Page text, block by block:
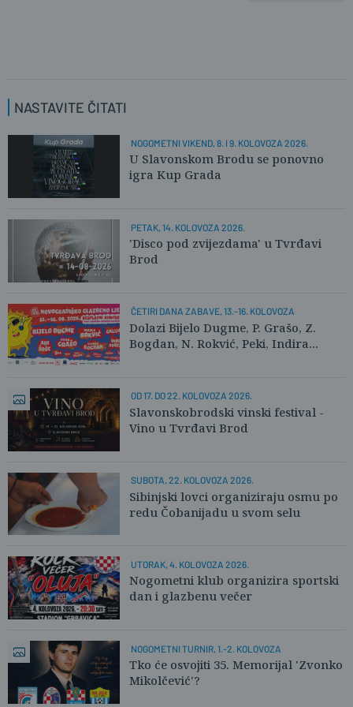
NASTAVITE ČITATI
NOGOMETNI VIKEND, 8. I 9. KOLOVOZA 2026.
U Slavonskom Brodu se ponovno
igra Kup Grada
PETAK, 14. KOLOVOZA 2026.
'Disco pod zvijezdama' u Tvrđavi
Brod
ČETIRI DANA ZABAVE, 13.-16. KOLOVOZA
Dolazi Bijelo Dugme, P. Grašo, Z.
Bogdan, N. Rokvić, Peki, Indira...
OD 17. DO 22. KOLOVOZA 2026.
Slavonskobrodski vinski festival -
Vino u Tvrđavi Brod
SUBOTA, 22. KOLOVOZA 2026.
Sibinjski lovci organiziraju osmu po
redu Čobanijadu u svom selu
UTORAK, 4. KOLOVOZA 2026.
Nogometni klub organizira sportski
dan i glazbenu večer
NOGOMETNI TURNIR, 1.-2. KOLOVOZA
Tko će osvojiti 35. Memorijal 'Zvonko
Mikolčević'?